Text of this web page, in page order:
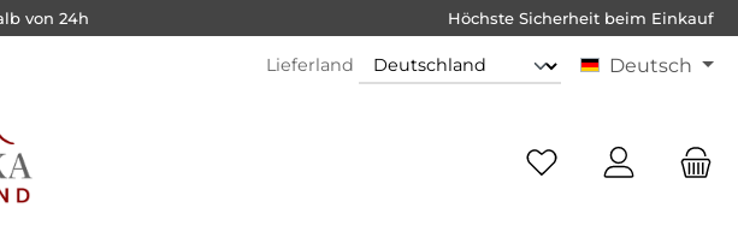
von 24h Höchste Sicherheit beim Einkauf
Lieferland Deutsch